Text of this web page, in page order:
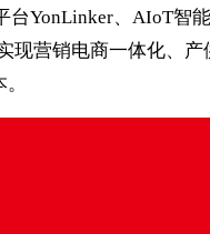
YonLinker、AIoT智
营销电商一体化、